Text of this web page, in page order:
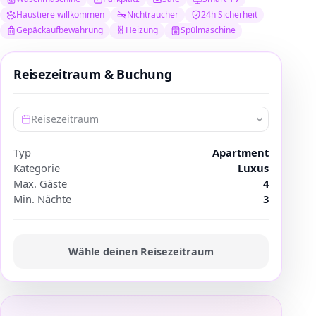
Haustiere willkommen
Nichtraucher
24h Sicherheit
Gepäckaufbewahrung
Heizung Spülmaschine
Reisezeitraum & Buchung
Reisezeitraum
Typ
Apartment
Kategorie
Luxus
Max. Gäste
4
Min. Nächte
3
Wähle deinen Reisezeitraum